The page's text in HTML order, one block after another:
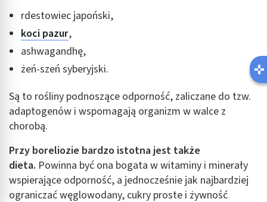
rdestowiec japoński,
koci pazur,
ashwagandhę,
żeń-szeń syberyjski.
Są to rośliny podnoszące odporność, zaliczane do tzw.
adaptogenów i wspomagają organizm w walce z
chorobą.
Przy boreliozie bardzo istotna jest także
dieta. Powinna być ona bogata w witaminy i minerały
wspierające odporność, a jednocześnie jak najbardziej
ograniczać węglowodany, cukry proste i żywność